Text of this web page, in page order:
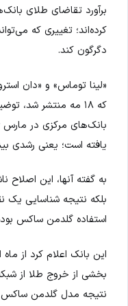
برآورد تقاضای طلای
دگرگون کند.
«لینا توماس» و «دان
که ۱۸ مه منتشر شد،
یافته است؛ یعنی رشدی بیش از
به گفته آنها، این اصلاح
بلکه نتیجه شناسایی یک
استفاده گلدمن ساکس
بخشی از خروج طلا از
نتیجه مدل گلدمن